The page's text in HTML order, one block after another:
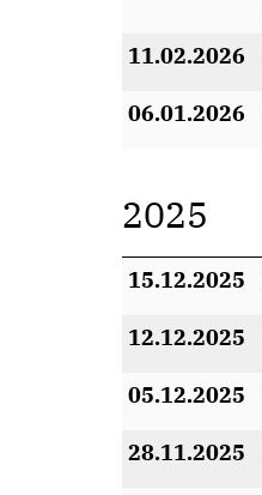
11.02.2026
06.01.2026
2025
15.12.2025
12.12.2025
05.12.2025
28.11.2025